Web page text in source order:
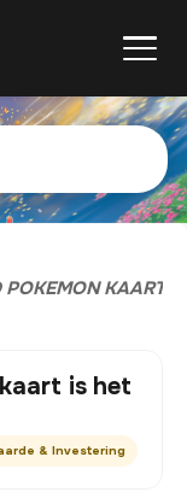
KAART
is het
& Investering